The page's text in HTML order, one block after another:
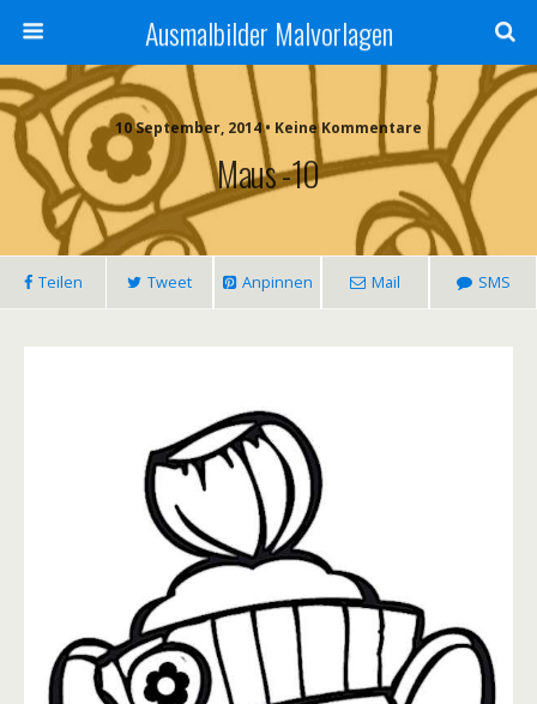
Ausmalbilder Malvorlagen
10 September, 2014 • Keine Kommentare
Maus -10
Teilen Tweet Anpinnen Mail SMS